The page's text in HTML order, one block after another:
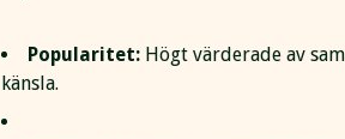
Popularitet: Högt värderade av
känsla.